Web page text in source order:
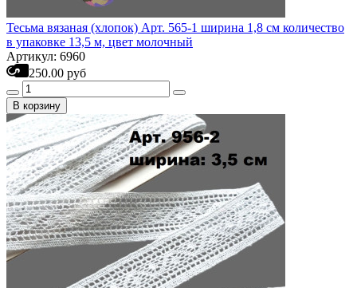
Тесьма вязаная (хлопок) Арт. 565-1 ширина 1,8 см количество
в упаковке 13,5 м, цвет молочный
Артикул: 6960
250.00 руб
В корзину